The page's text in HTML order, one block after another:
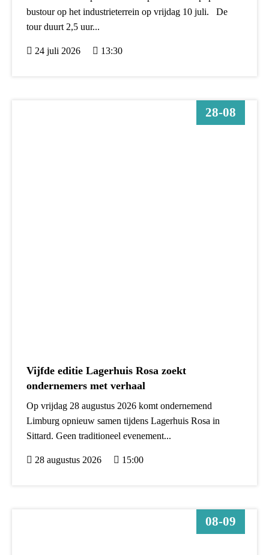
bustour op het industrieterrein op vrijdag 10 juli. De
tour duurt 2,5 uur...
24 juli 2026 13:30
28-08
Vijfde editie Lagerhuis Rosa zoekt
ondernemers met verhaal
Op vrijdag 28 augustus 2026 komt ondernemend
Limburg opnieuw samen tijdens Lagerhuis Rosa in
Sittard. Geen traditioneel evenement...
28 augustus 2026 15:00
08-09